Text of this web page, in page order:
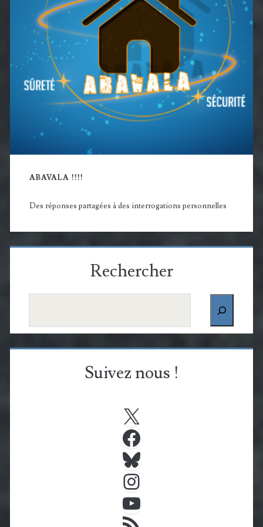
ABAVALA !!!!
Des réponses partagées à des interrogations personnelles
Rechercher
Suivez nous !